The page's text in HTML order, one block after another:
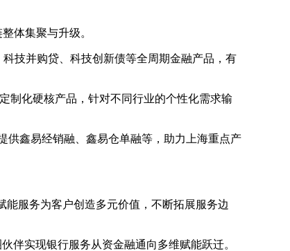
体集聚与升级。
技并购贷、科技创新债等全周期金融产品，有
制化硬核产品，针对不同行业的个性化需求输
供鑫易经销融、鑫易仓单融等，助力上海重点产
服务为客户创造多元价值，不断拓展服务边
伴实现银行服务从资金融通向多维赋能跃迁。